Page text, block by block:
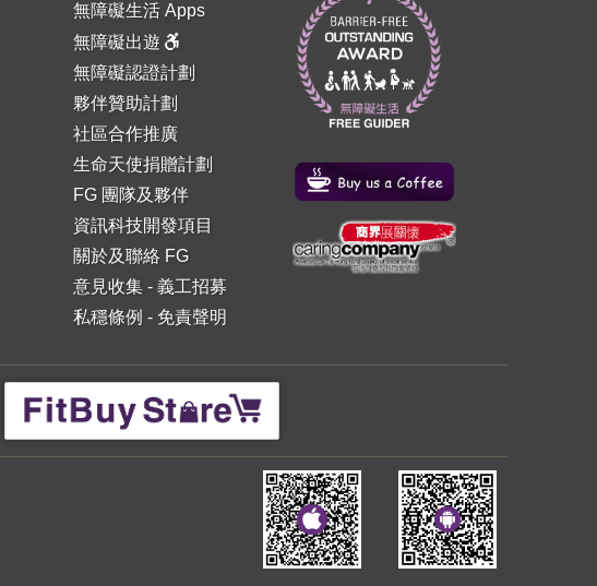
無障礙生活 Apps
無障礙出遊
無障礙認證計劃
夥伴贊助計劃
社區合作推廣
生命天使捐贈計劃
FG 團隊及夥伴
資訊科技開發項目
關於及聯絡 FG
意見收集- 義工招募
私穩條例 - 免責聲明